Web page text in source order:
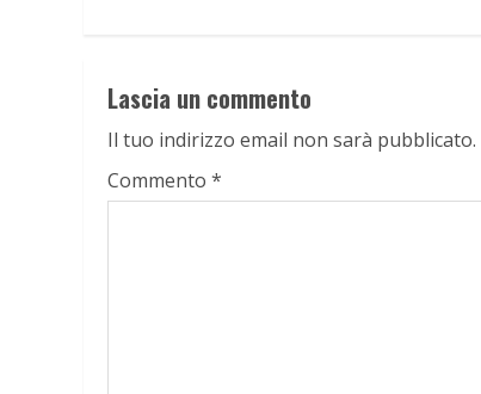
Lascia un commento
Il tuo indirizzo email non sarà pubblicato.
Commento *